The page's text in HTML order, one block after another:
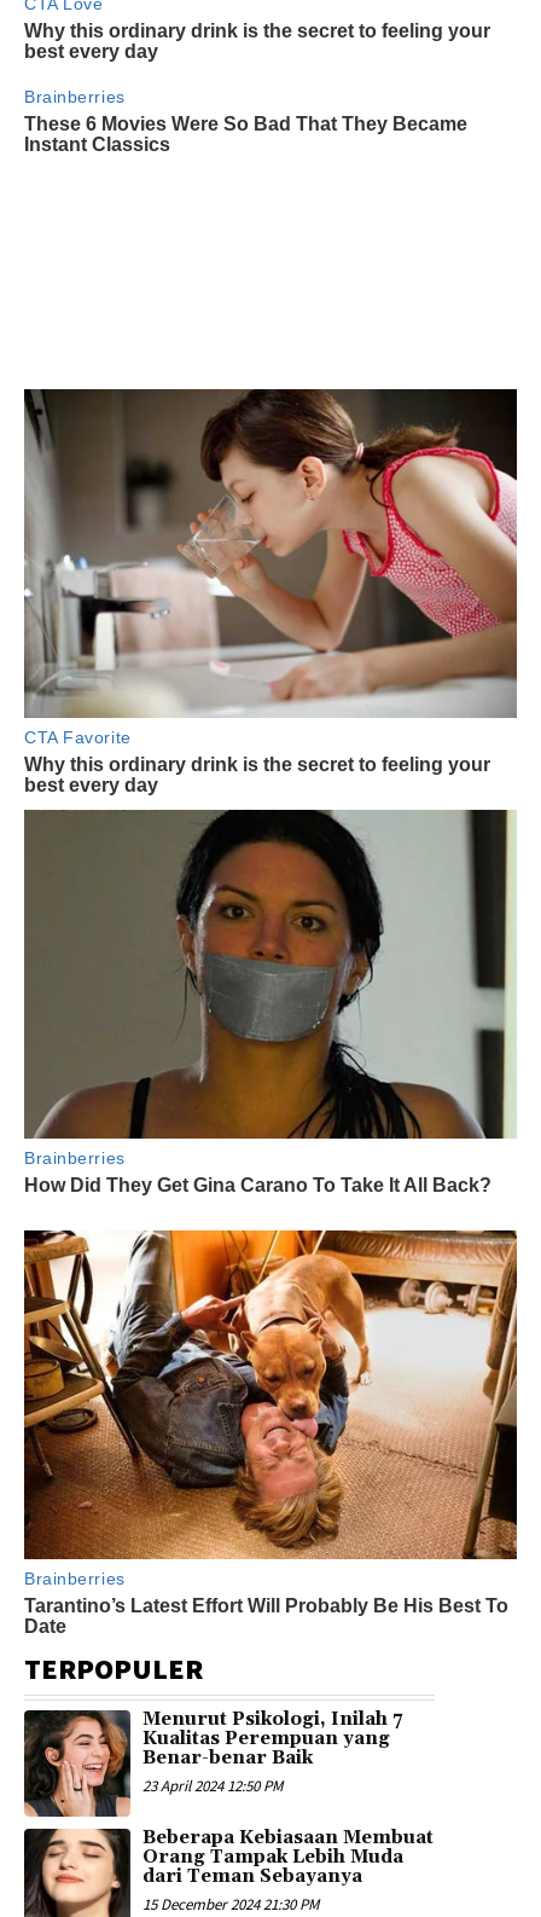
TERPOPULER
Menurut Psikologi, Inilah 7
Kualitas Perempuan yang
Benar-benar Baik
23 April 2024 12:50 PM
Beberapa Kebiasaan Membuat
Orang Tampak Lebih Muda
dari Teman Sebayanya
15 December 2024 21:30 PM